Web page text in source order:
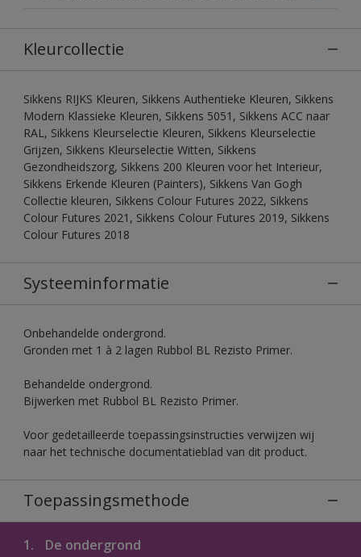
Kleurcollectie
Sikkens RIJKS Kleuren, Sikkens Authentieke Kleuren, Sikkens
Modern Klassieke Kleuren, Sikkens 5051, Sikkens ACC naar
RAL, Sikkens Kleurselectie Kleuren, Sikkens Kleurselectie
Grijzen, Sikkens Kleurselectie Witten, Sikkens
Gezondheidszorg, Sikkens 200 Kleuren voor het Interieur,
Sikkens Erkende Kleuren (Painters), Sikkens Van Gogh
Collectie kleuren, Sikkens Colour Futures 2022, Sikkens
Colour Futures 2021, Sikkens Colour Futures 2019, Sikkens
Colour Futures 2018
Systeeminformatie
Onbehandelde ondergrond.
Gronden met 1 à 2 lagen Rubbol BL Rezisto Primer.
Behandelde ondergrond.
Bijwerken met Rubbol BL Rezisto Primer.
Voor gedetailleerde toepassingsinstructies verwijzen wij
naar het technische documentatieblad van dit product.
Toepassingsmethode
1. De ondergrond